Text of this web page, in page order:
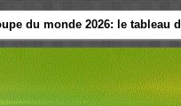
du monde 2026: le tableau
à Accra, l’Afrique et